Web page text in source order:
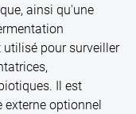
ainsi qu'une
utilisé pour surveiller
Il est
optionnel